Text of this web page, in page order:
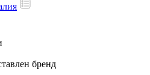
бренд